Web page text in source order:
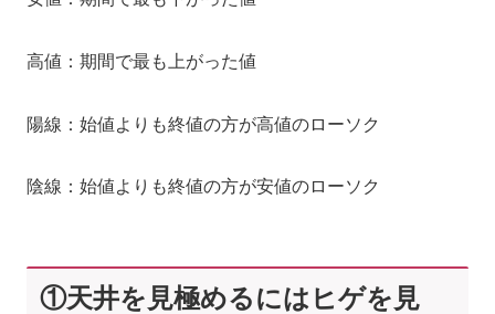
高値：期間で最も上がった値
陽線：始値よりも終値の方が高値のローソク
陰線：始値よりも終値の方が安値のローソク
①天井を見極めるにはヒゲを見